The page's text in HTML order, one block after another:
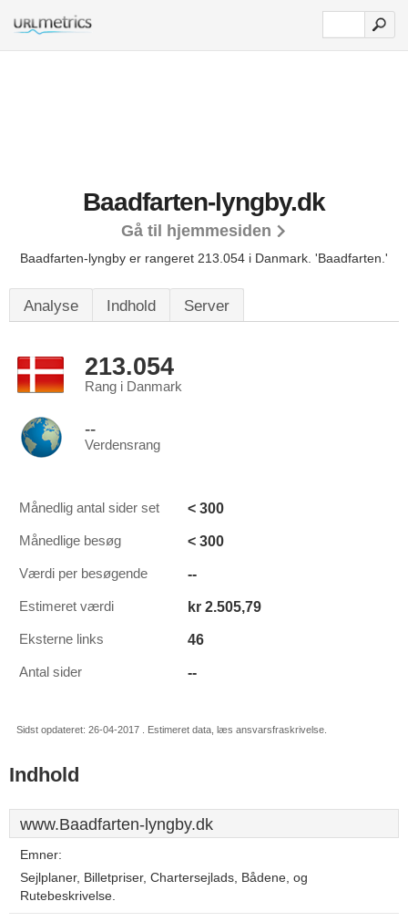
Baadfarten-lyngby.dk
Gå til hjemmesiden
Baadfarten-lyngby er rangeret 213.054 i Danmark. 'Baadfarten.'
Analyse Indhold Server
213.054
Rang i Danmark
--
Verdensrang
Månedlig antal sider set < 300
Månedlige besøg < 300
Værdi per besøgende --
Estimeret værdi kr 2.505,79
Eksterne links 46
Antal sider --
Sidst opdateret: 26-04-2017 . Estimeret data, læs ansvarsfraskrivelse.
Indhold
www.Baadfarten-lyngby.dk
Emner:
Sejlplaner, Billetpriser, Chartersejlads, Bådene, og
Rutebeskrivelse.